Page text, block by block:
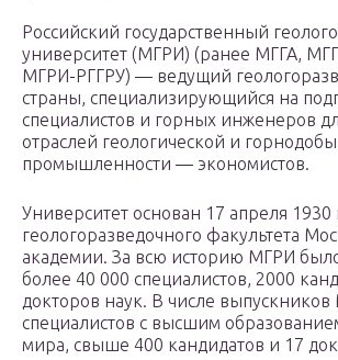
Российский государственный
университет (МГРИ) (ранее МГГА,
МГРИ-РГГРУ) — ведущий
страны, специализирующийся на
специалистов и горных инженеров
отраслей геологической и
промышленности — экономистов.
Университет основан 17 апреля 1930
геологоразведочного факультета
академии. За всю историю МГРИ
более 40 000 специалистов, 2000
докторов наук. В числе
специалистов с высшим
мира, свыше 400 кандидатов и 17